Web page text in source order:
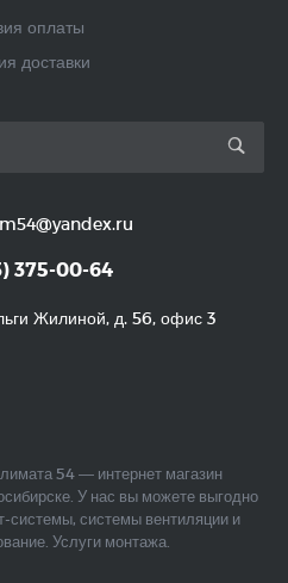
оплаты
доставки
375-00-64
Жилиной, д. 56, офис 3
54 — интернет магазин
У нас вы можете выгодно
системы, системы вентиляции и
Услуги монтажа.